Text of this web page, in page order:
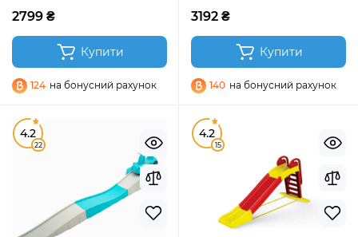
2799 ₴
Купити
124 на бонусний рахунок
3192 ₴
Купити
140 на бонусний рахунок
4.2
22
4.2
15